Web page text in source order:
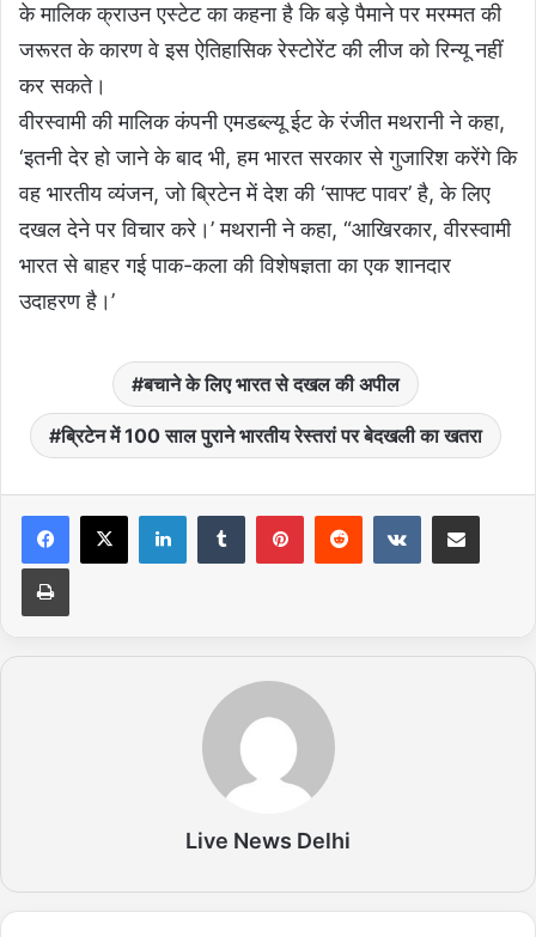
के मालिक क्राउन एस्टेट का कहना है कि बड़े पैमाने पर मरम्मत की
जरूरत के कारण वे इस ऐतिहासिक रेस्टोरेंट की लीज को रिन्यू नहीं
कर सकते।
वीरस्वामी की मालिक कंपनी एमडब्ल्यू ईट के रंजीत मथरानी ने कहा,
‘इतनी देर हो जाने के बाद भी, हम भारत सरकार से गुजारिश करेंगे कि
वह भारतीय व्यंजन, जो ब्रिटेन में देश की ‘साफ्ट पावर’ है, के लिए
दखल देने पर विचार करे।’ मथरानी ने कहा, “आखिरकार, वीरस्वामी
भारत से बाहर गई पाक-कला की विशेषज्ञता का एक शानदार
उदाहरण है।’
बचाने के लिए भारत से दखल की अपील
ब्रिटेन में 100 साल पुराने भारतीय रेस्तरां पर बेदखली का खतरा
Live News Delhi